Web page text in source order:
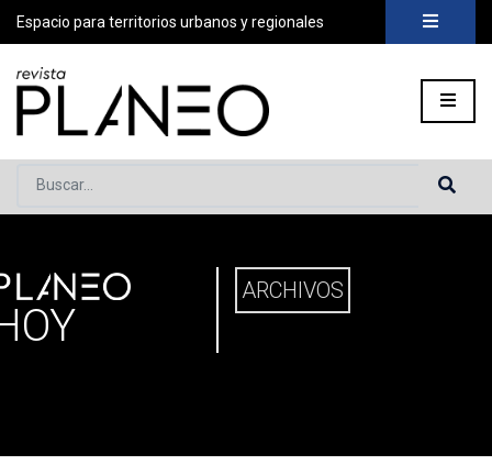
Espacio para territorios urbanos y regionales
Buscar...
» Planeo Hoy ARCHIVOS